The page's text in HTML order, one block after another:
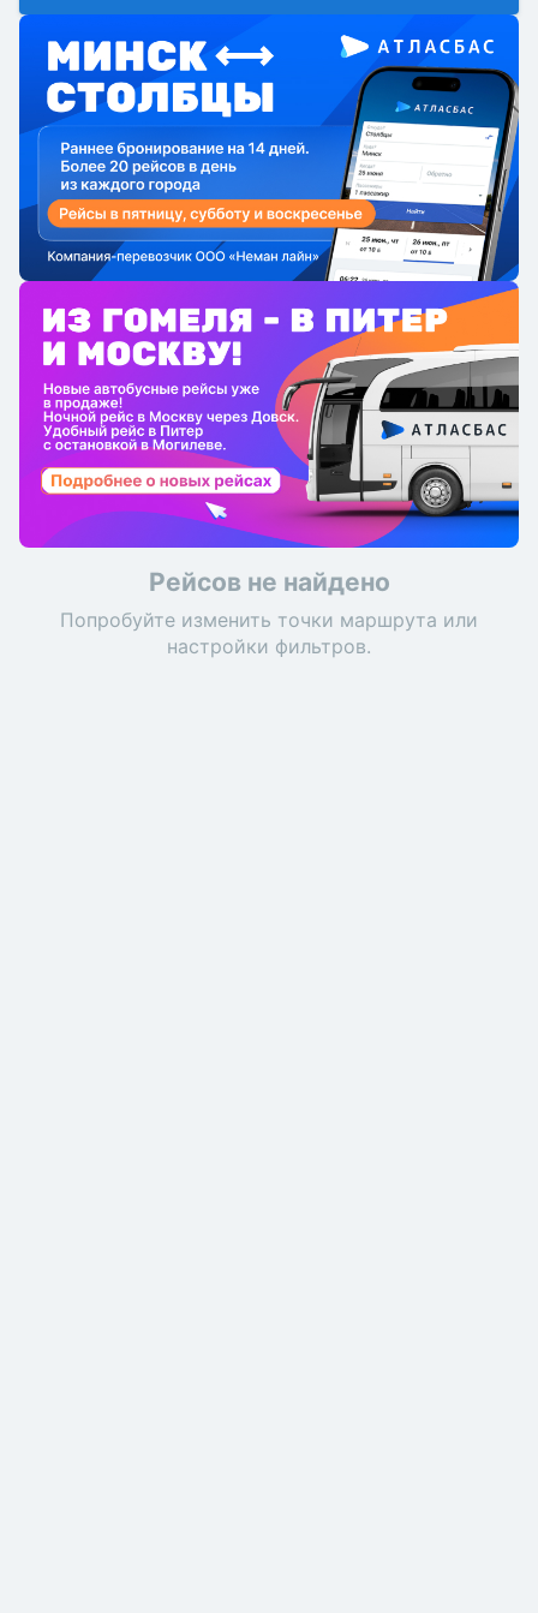
Рейсов не найдено
Попробуйте изменить точки маршрута или
настройки фильтров.